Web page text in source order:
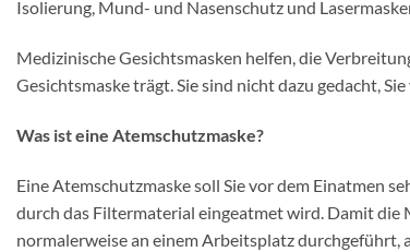
Isolierung, Mund- und Nasenschutz und
Medizinische Gesichtsmasken helfen, die
Gesichtsmaske trägt. Sie sind nicht dazu gedacht,
Was ist eine Atemschutzmaske?
Eine Atemschutzmaske soll Sie vor dem Einatmen
durch das Filtermaterial eingeatmet wird. Damit die
normalerweise an einem Arbeitsplatz durchgeführt,